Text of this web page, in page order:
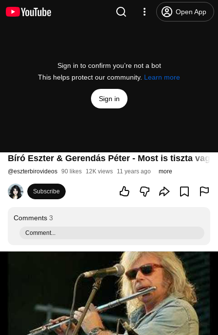
Open App
Sign in to confirm you’re not a bot
This helps protect our community. Learn more
Sign in
Bíró Eszter & Gerendás Péter - Most is tiszta vagy
@eszterbirovideos 90 likes 12K views 11 years ago more
Subscribe
Comments 3
Comment...